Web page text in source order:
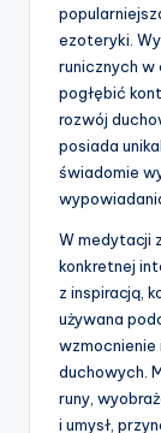
ezoteryki.
runicznych w
pogłębić
rozwój
posiada
świadomie
W medytacji
konkretnej
z inspiracją,
używana
wzmocnienie
duchowych.
runy,
i umysł,